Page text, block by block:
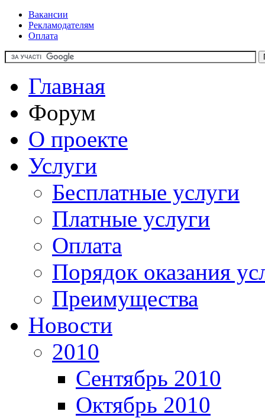
Вакансии
Рекламодателям
Оплата
Главная
Форум
О проекте
Услуги
Бесплатные услуги
Платные услуги
Оплата
Порядок оказания
Преимущества
Новости
2010
Сентябрь 2010
Октябрь 2010